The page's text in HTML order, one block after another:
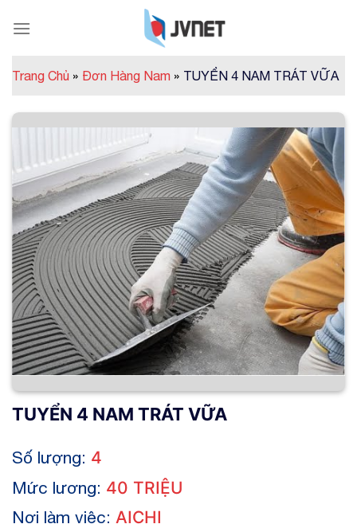
Trang Chủ » Đơn Hàng Nam » TUYỂN 4 NAM TRÁT VỮA
TUYỂN 4 NAM TRÁT VỮA
Số lượng: 4
Mức lương: 40 TRIỆU
Nơi làm việc: AICHI